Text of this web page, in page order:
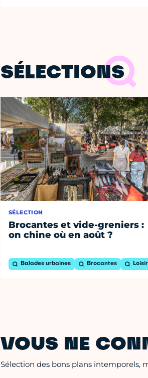
SÉLECTIONS
SÉLECTION
Brocantes et vide-greniers :
on chine où en août ?
Balades urbaines Brocantes
VOUS NE
Sélection des bons plans intemporels,